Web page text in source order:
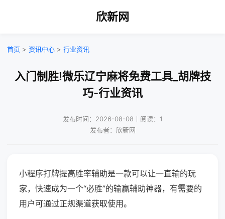
欣新网
首页 > 资讯中心 > 行业资讯
入门制胜!微乐辽宁麻将免费工具_胡牌技
巧-行业资讯
发布时间：2026-08-08｜阅读：1
发布者：欣新网
小程序打牌提高胜率辅助是一款可以让一直输的玩
家，快速成为一个“必胜”的输赢辅助神器，有需要的
用户可通过正规渠道获取使用。